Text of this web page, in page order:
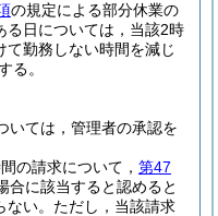
の規定による部分休業の
る日については，当該2時
て勤務しない時間を減じ
る。
いては，管理者の承認を
の請求について， 第47
合に該当すると認めると
い。 ただし，当該請求